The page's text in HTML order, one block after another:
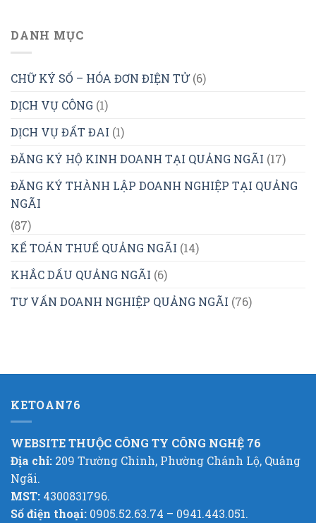
DANH MỤC
CHỮ KÝ SỐ – HÓA ĐƠN ĐIỆN TỬ(6)
DỊCH VỤ CÔNG (1)
DỊCH VỤ ĐẤT ĐAI (1)
ĐĂNG KÝ HỘ KINH DOANH TẠI QUẢNG NGÃI (17)
ĐĂNG KÝ THÀNH LẬP DOANH NGHIỆP TẠI QUẢNG
NGÃI
(87)
KẾ TOÁN THUẾ QUẢNG NGÃI (14)
KHẮC DẤU QUẢNG NGÃI (6)
TƯ VẤN DOANH NGHIỆP QUẢNG NGÃI (76)
KETOAN76
WEBSITE THUỘC CÔNG TY CÔNG NGHỆ 76
Địa chỉ: 209 Trường Chinh, Phường Chánh Lộ, Quảng
Ngãi.
MST: 4300831796.
Số điện thoại: 0905.52.63.74 – 0941.443.051.